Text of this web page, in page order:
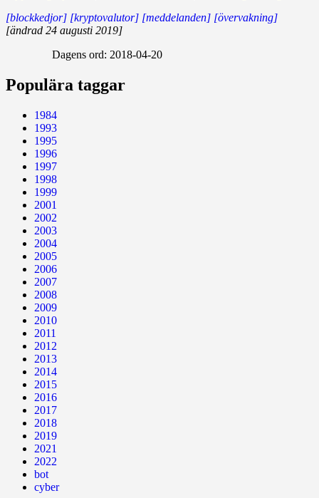
[blockkedjor] [kryptovalutor] [meddelanden] [övervakning]
[ändrad 24 augusti 2019]
Dagens ord: 2018-04-20
Populära taggar
1984
1993
1995
1996
1997
1998
1999
2001
2002
2003
2004
2005
2006
2007
2008
2009
2010
2011
2012
2013
2014
2015
2016
2017
2018
2019
2021
2022
bot
cyber